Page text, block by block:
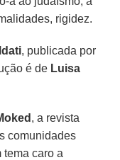
rigidez.
, publicada por
é de Luisa
, a revista
comunidades
caro a